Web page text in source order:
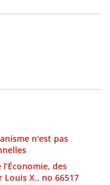
n'est pas
des
X., no 66517